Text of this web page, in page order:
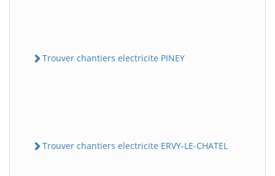
Trouver chantiers electricite PINEY
Trouver chantiers electricite ERVY-LE-CHATEL